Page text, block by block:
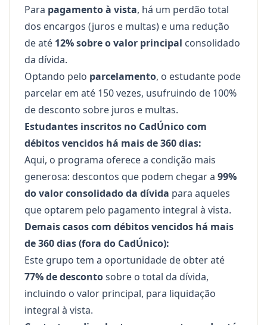
Para pagamento à vista, há um perdão total
dos encargos (juros e multas) e uma redução
de até 12% sobre o valor principal consolidado
da dívida.
Optando pelo parcelamento, o estudante pode
parcelar em até 150 vezes, usufruindo de 100%
de desconto sobre juros e multas.
Estudantes inscritos no CadÚnico com
débitos vencidos há mais de 360 dias:
Aqui, o programa oferece a condição mais
generosa: descontos que podem chegar a 99%
do valor consolidado da dívida para aqueles
que optarem pelo pagamento integral à vista.
Demais casos com débitos vencidos há mais
de 360 dias (fora do CadÚnico):
Este grupo tem a oportunidade de obter até
77% de descontosobre o total da dívida,
incluindo o valor principal, para liquidação
integral à vista.